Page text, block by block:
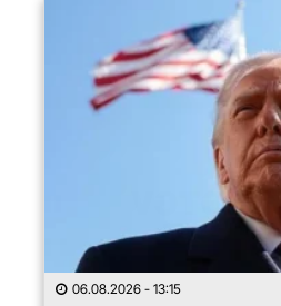
06.08.2026 - 13:15